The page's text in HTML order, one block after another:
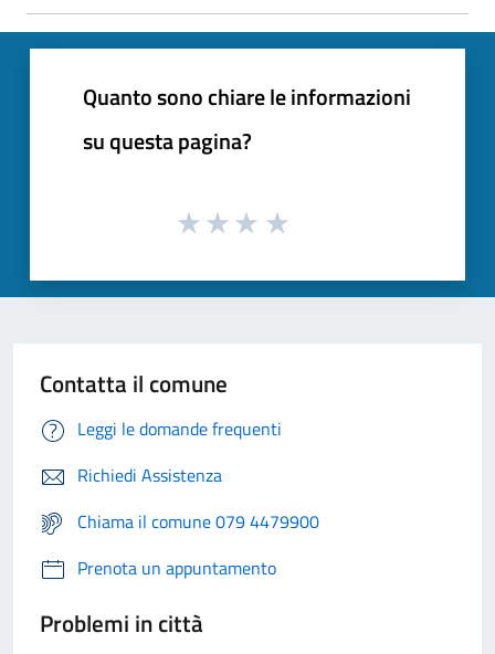
Quanto sono chiare le informazioni
su questa pagina?
Contatta il comune
Leggi le domande frequenti
Richiedi Assistenza
Chiama il comune 079 4479900
Prenota un appuntamento
Problemi in città